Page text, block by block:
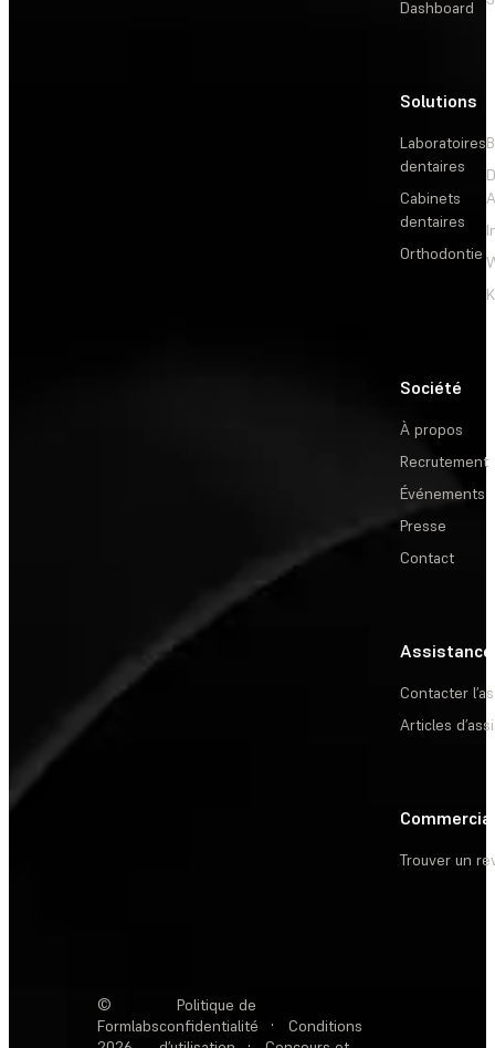
Dashboard
Solutions
Laboratoires
dentaires
Cabinets
dentaires
Orthodontie
Société
À propos
Recrutement
Événements
Presse
Contact
Assistance
Contacter
Articles
Commercial
Trouver un
©
Formlabs
Politique de
confidentialité
·
Conditions